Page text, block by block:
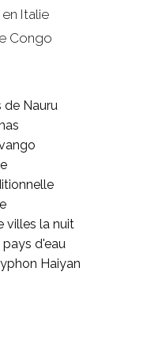
Italie
Congo
de Nauru
villes la nuit
pays d'eau
Haiyan